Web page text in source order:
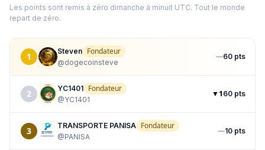
Les points sont remis à zéro dimanche à minuit UTC. Tout le monde
repart de zéro.
1 Steven Fondateur
@dogecoinsteve
—60 pts
2 YC1401 Fondateur
@YC1401
▼1 60 pts
3 TRANSPORTE PANISA Fondateur
@PANISA
—10 pts